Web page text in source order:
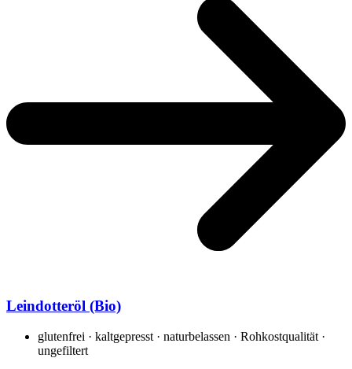
Leindotteröl (Bio)
glutenfrei · kaltgepresst · naturbelassen · Rohkostqualität ·
ungefiltert